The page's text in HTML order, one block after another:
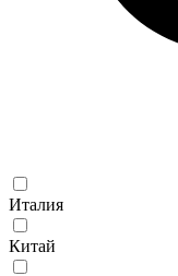
Италия
Китай